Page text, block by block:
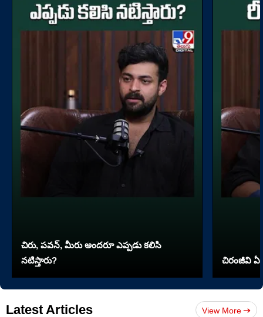
చిరు, పవన్, మీరు అందరూ ఎప్పడు కలిసి
నటిస్తారు?
చిరంజీవి ఏ
Latest Articles View More